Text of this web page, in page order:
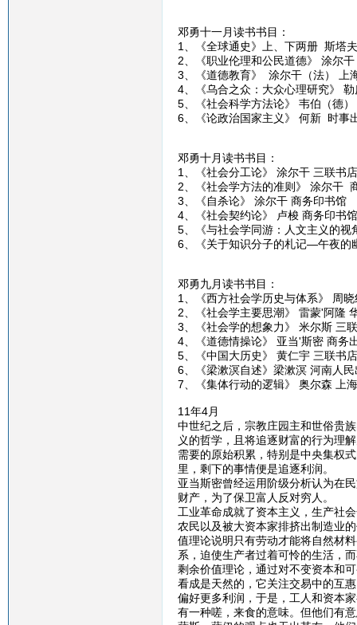
邓勇十一月读书书目：
1、《全球通史》上、下两册 斯塔
2、《职业伦理和公民道德》 涂尔
3、《道德教育》 涂尔干（法） 上
4、《乌合之众：大众心理研究》
5、《社会科学方法论》 韦伯（德
6、《论政治国家主义》 何新 时事
邓勇十月读书书目：
1、《社会分工论》 涂尔干 三联书店
2、《社会学方法的准则》 涂尔干
3、《自杀论》 涂尔干 商务印书馆
4、《社会契约论》 卢梭 商务印书馆
5、《与社会学同游：人文主义的
6、《关于知识分子的札记—午夜的
邓勇九月读书书目：
1、《西方社会学历史与体系》 周
2、《社会学主要思潮》 雷蒙'阿隆
3、《社会学的想象力》 米尔斯 三
4、《道德情操论》 亚当'斯密 商务
5、《中国大历史》 黄仁宇 三联书店
6、《梁漱溟自述》梁漱溟 河南人民
7、《集体行动的逻辑》 奥尔森 上
11年4月
中世纪之后，宗教庄园主和世俗贵
义的哲学，且将追逐财富的行为理
需要的原始积累，特别是中央集权
里，剩下的事情便是追逐利润。
亚当斯密曾经运用阶级分析认为在
财产，为了保卫富人反对穷人。
工业革命成就了资本主义，生产社
农民以及被大资本家排挤出制造业
值理论说明只有劳动才能将自然材
系，迫使生产者过着可怜的生活，
剩余价值理论，通过对不变资本和
看成是天然的，它关注交易中的互
偏好更多利润，于是，工人和资本
有一种嗟，来食的意味。但他们有